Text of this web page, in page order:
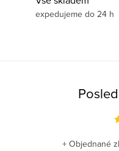
expedujeme do 24 h
+ Objednané